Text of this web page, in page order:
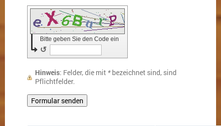
Bitte geben Sie den Code ein
↺
Hinweis : Felder, die mit *bezeichnet sind, sind
Pflichtfelder.